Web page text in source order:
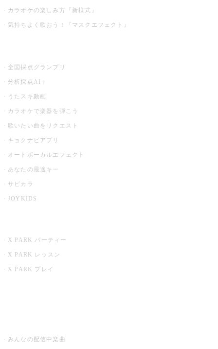
カラオケの楽しみ方『新様式』
気持ちよく歌おう！『マスクエフェクト』
全国採点グランプリ
分析採点AI＋
うたスキ動画
カラオケで楽器を弾こう
歌いたい曲をリクエスト
キョクナビアプリ
オートボーカルエフェクト
あなたの最適キー
サビカラ
JOYKIDS
X PARK パーティー
X PARK レッスン
X PARK プレイ
みんなの配信中楽曲